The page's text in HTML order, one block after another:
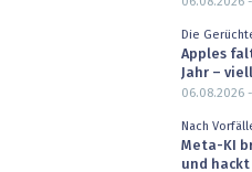
Die
Apples
Jahr –
06.08.2026 -
Nach
Meta-KI
und hackt